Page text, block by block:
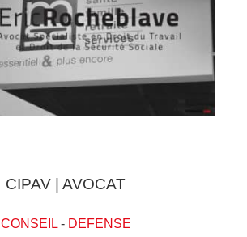
CIPAV | AVOCAT
CONSEIL- DEFENSE